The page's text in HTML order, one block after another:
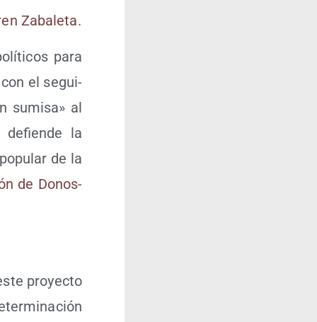
Zaba­le­ta.
para
con el segui­
sumi­sa» al
la
de la
de Donos­
pro­yec­to